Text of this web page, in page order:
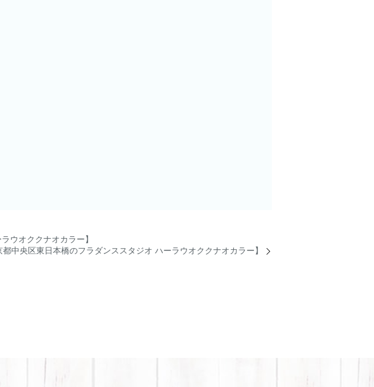
ウオククナオカラー】
中央区東日本橋のフラダンススタジオ ハーラウオククナオカラー】